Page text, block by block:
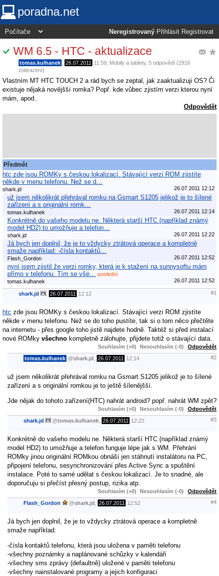
poradna.net
Neregistrovaný Přihlásit Registrovat
WM 6.5 - HTC - aktualizace
tomas.kulhanek 26.07.2011 11:59 Mobily a tablety, 5 odpovědí (2916
zobrazení)
Vlastním MT HTC TOUCH 2 a rád bych se zeptal, jak zaaktualizuji OS? Či
existuje nějaká novějšší romka? Popř. kde vůbec zjistím verzi kterou nyní
mám, apod..
Odpovědět
Předmět
htc zde jsou ROMKy s českou lokalizací. Stávající verzi ROM zjistíte
někde v menu telefonu. Než se d…
shark.jd 26.07.2011 12:12
už jsem několikrát přehrával romku na Gsmart S1205 jelikož je to šílené
zařízení a s originální romk…
tomas.kulhanek 26.07.2011 12:14
Konkrétně do vašeho modelu ne. Některá starší HTC (například známý
model HD2) to umožňuje a telefon…
shark.jd 26.07.2011 12:22
Já bych jen doplnil, že je to vždycky ztrátová operace a kompletně
smaže například: -čísla kontaktů…
Flash_Gordon 26.07.2011 12:52
nyní jsem zjistil že verzi romky, která je k stažení na sunnysoftu mám
přímo v telefonu. Tím se vše…
poslední
tomas.kulhanek
26.07.2011 12:52
shark.jd 26.07.2011 12:12 #1
htc zde jsou ROMKy s českou lokalizací. Stávající verzi ROM zjistíte
někde v menu telefonu. Než se do toho pustíte, tak si o tom něco přečtěte
na internetu - přes google toho jistě najdete hodně. Taktéž si před instalací
nové ROMky všechno kompletně zálohujte, přijdete totiž o stávající data.
Souhlasím (+0) Nesouhlasím (-0) Odpovědět
tomas.kulhanek @shark.jd 26.07.2011 12:14 #2
už jsem několikrát přehrával romku na Gsmart S1205 jelikož je to šílené
zařízení a s originální romkou je to ještě šílenějšší.
Jde nějak do tohoto zařízení(HTC) nahrát android? popř. nahrát WM zpět?
Souhlasím (+0) Nesouhlasím (-0) Odpovědět
shark.jd @tomas.kulhanek 26.07.2011 12:22 #3
Konkrétně do vašeho modelu ne. Některá starší HTC (například známý
model HD2) to umožňuje a telefon funguje lépe jak s WM. Přehrání
ROMky jinou originální ROMkou obnáší jen stáhnutí instalátoru na PC,
připojení telefonu, sesynchronizování přes Active Sync a spuštění
instalace. Poté to samé udělat s českou lokalizací. Je to snadné, ale
doporučuju si přečíst přesný postup, rizika atp.
Souhlasím (+0) Nesouhlasím (-0) Odpovědět
Flash_Gordon @shark.jd 26.07.2011 12:52 #4
Já bych jen doplnil, že je to vždycky ztrátová operace a kompletně
smaže například:
-čísla kontaktů telefonu, která jsou uložena v paměti telefonu
-všechny poznámky a naplánované schůzky v kalendáři
-všechny sms zprávy (defaultně) uložené v paměti telefonu
-všechny nainstalované programy a jejich konfiguraci